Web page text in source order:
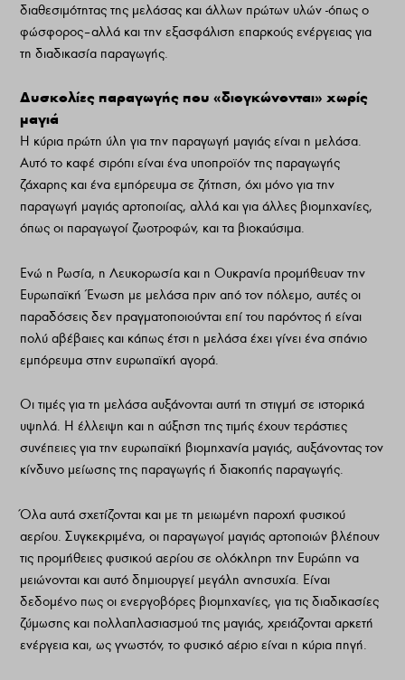
διαθεσιμότητας της μελάσας και άλλων πρώτων υλών -όπως o
φώσφορος– αλλά και την εξασφάλιση επαρκούς ενέργειας για
τη διαδικασία παραγωγής.
Δυσκολίες παραγωγής που «διογκώνονται» χωρίς
μαγιά
Η κύρια πρώτη ύλη για την παραγωγή μαγιάς είναι η μελάσα.
Αυτό το καφέ σιρόπι είναι ένα υποπροϊόν της παραγωγής
ζάχαρης και ένα εμπόρευμα σε ζήτηση, όχι μόνο για την
παραγωγή μαγιάς αρτοποιίας, αλλά και για άλλες βιομηχανίες,
όπως οι παραγωγοί ζωοτροφών, και τα βιοκαύσιμα.
Ενώ η Ρωσία, η Λευκορωσία και η Ουκρανία προμήθευαν την
Ευρωπαϊκή Ένωση με μελάσα πριν από τον πόλεμο, αυτές οι
παραδόσεις δεν πραγματοποιούνται επί του παρόντος ή είναι
πολύ αβέβαιες και κάπως έτσι η μελάσα έχει γίνει ένα σπάνιο
εμπόρευμα στην ευρωπαϊκή αγορά.
Οι τιμές για τη μελάσα αυξάνονται αυτή τη στιγμή σε ιστορικά
υψηλά. Η έλλειψη και η αύξηση της τιμής έχουν τεράστιες
συνέπειες για την ευρωπαϊκή βιομηχανία μαγιάς, αυξάνοντας τον
κίνδυνο μείωσης της παραγωγής ή διακοπής παραγωγής.
Όλα αυτά σχετίζονται και με τη μειωμένη παροχή φυσικού
αερίου. Συγκεκριμένα, οι παραγωγοί μαγιάς αρτοποιών βλέπουν
τις προμήθειες φυσικού αερίου σε ολόκληρη την Ευρώπη να
μειώνονται και αυτό δημιουργεί μεγάλη ανησυχία. Είναι
δεδομένο πως οι ενεργοβόρες βιομηχανίες, για τις διαδικασίες
ζύμωσης και πολλαπλασιασμού της μαγιάς, χρειάζονται αρκετή
ενέργεια και, ως γνωστόν, το φυσικό αέριο είναι η κύρια πηγή.